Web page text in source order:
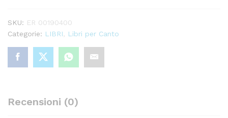
Ricci
Ed.
Ricordi
quantity
SKU: ER 00190400
Categorie: LIBRI Libri per Canto
Recensioni (0)